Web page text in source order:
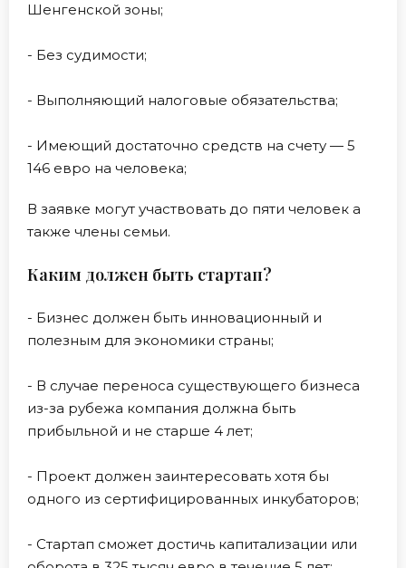
Шенгенской зоны;
- Без судимости;
- Выполняющий налоговые обязательства;
- Имеющий достаточно средств на счету — 5
146 евро на человека;
В заявке могут участвовать до пяти человек а
также члены семьи.
Каким должен быть стартап?
- Бизнес должен быть инновационный и
полезным для экономики страны;
- В случае переноса существующего бизнеса
из-за рубежа компания должна быть
прибыльной и не старше 4 лет;
- Проект должен заинтересовать хотя бы
одного из сертифицированных инкубаторов;
- Стартап сможет достичь капитализации или